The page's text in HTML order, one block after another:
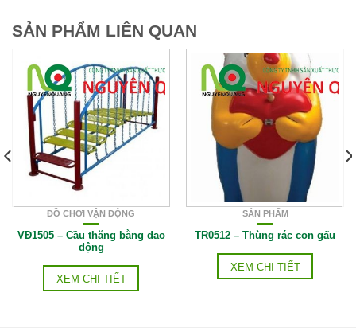
SẢN PHẨM LIÊN QUAN
ĐỒ CHƠI VẬN ĐỘNG
VĐ1505 – Cầu thăng bằng dao
động
XEM CHI TIẾT
SẢN PHẨM
TR0512 – Thùng rác con gấu
XEM CHI TIẾT